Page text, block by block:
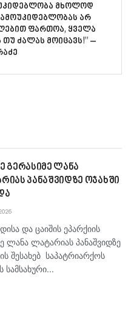
მხოლოდ
არ
ფართოა, ყველა
თუ ძალას მოიცავს!” –
გერასიმე ლანა
პანაშვიდზე ოჯახში
და ცაიშის ეპარქიის
ლანა ლატარიას პანაშვიდზე
შესახებ საპატრიარქოს